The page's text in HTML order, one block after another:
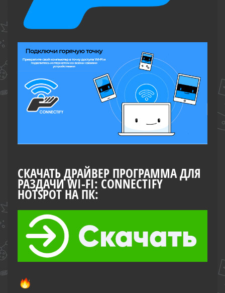
СКАЧАТЬ ДРАЙВЕР ПРОГРАММА ДЛЯ
РАЗДАЧИ WI-FI: CONNECTIFY
HOTSPOT НА ПК: